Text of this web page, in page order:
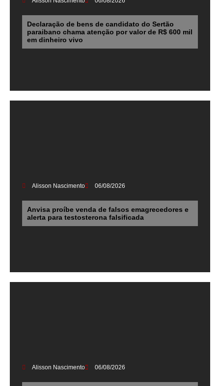
Declaração de bens de candidato do Sertão
paraibano chama atenção por valor de R$ 600 mil
em dinheiro vivo
Alisson Nascimento 06/08/2026
Anvisa proíbe venda de falsos emagrecedores e
alerta para testosterona falsificada
Alisson Nascimento 06/08/2026